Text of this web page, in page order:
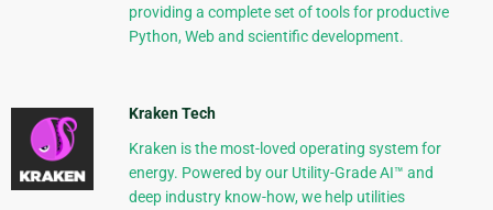
providing a complete set of tools for productive
Python, Web and scientific development.
Kraken Tech
Kraken is the most-loved operating system for
energy. Powered by our Utility-Grade AI™ and
deep industry know-how, we help utilities